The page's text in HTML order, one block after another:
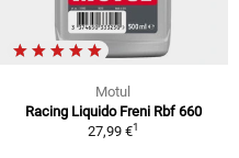
Motul
Racing Liquido Freni Rbf 660
27,99 €1